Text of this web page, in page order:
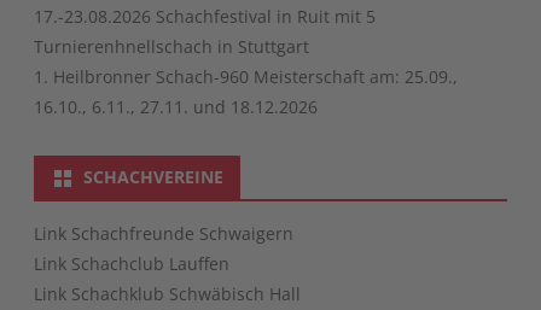
17.-23.08.2026 Schachfestival in Ruit mit 5
Turnierenhnellschach in Stuttgart
1. Heilbronner Schach-960 Meisterschaft am: 25.09.,
16.10., 6.11., 27.11. und 18.12.2026
SCHACHVEREINE
Link Schachfreunde Schwaigern
Link Schachclub Lauffen
Link Schachklub Schwäbisch Hall